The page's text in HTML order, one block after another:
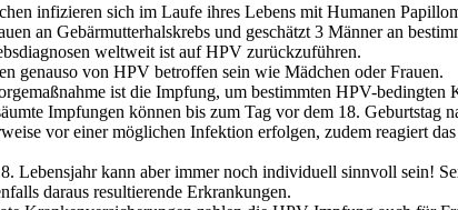
infizieren sich im Laufe ihres Lebens mit Humanen
an Gebärmutterhalskrebs und geschätzt 3 Männer an
weltweit ist auf HPV zurückzuführen.
genauso von HPV betroffen sein wie Mädchen oder Frauen.
ist die Impfung, um bestimmten HPV-
Impfungen können bis zum Tag vor dem 18. Geburtstag
vor einer möglichen Infektion erfolgen, zudem reagiert
Lebensjahr kann aber immer noch individuell sinnvoll sein!
daraus resultierende Erkrankungen.